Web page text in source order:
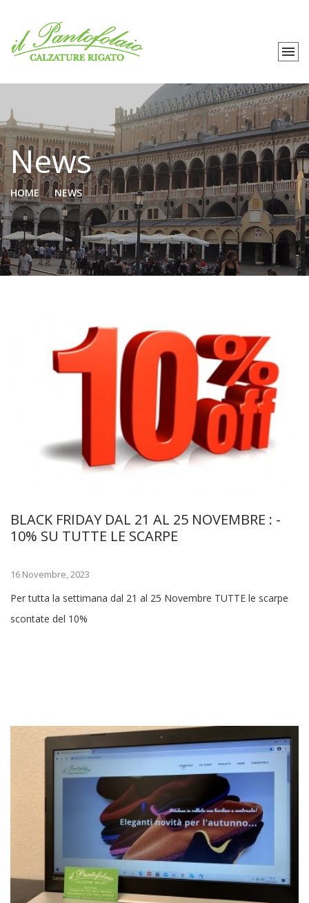
News
HOME NEWS
BLACK FRIDAY DAL 21 AL 25 NOVEMBRE : -
10% SU TUTTE LE SCARPE
16 Novembre, 2023
Per tutta la settimana dal 21 al 25 Novembre TUTTE le scarpe
scontate del 10%